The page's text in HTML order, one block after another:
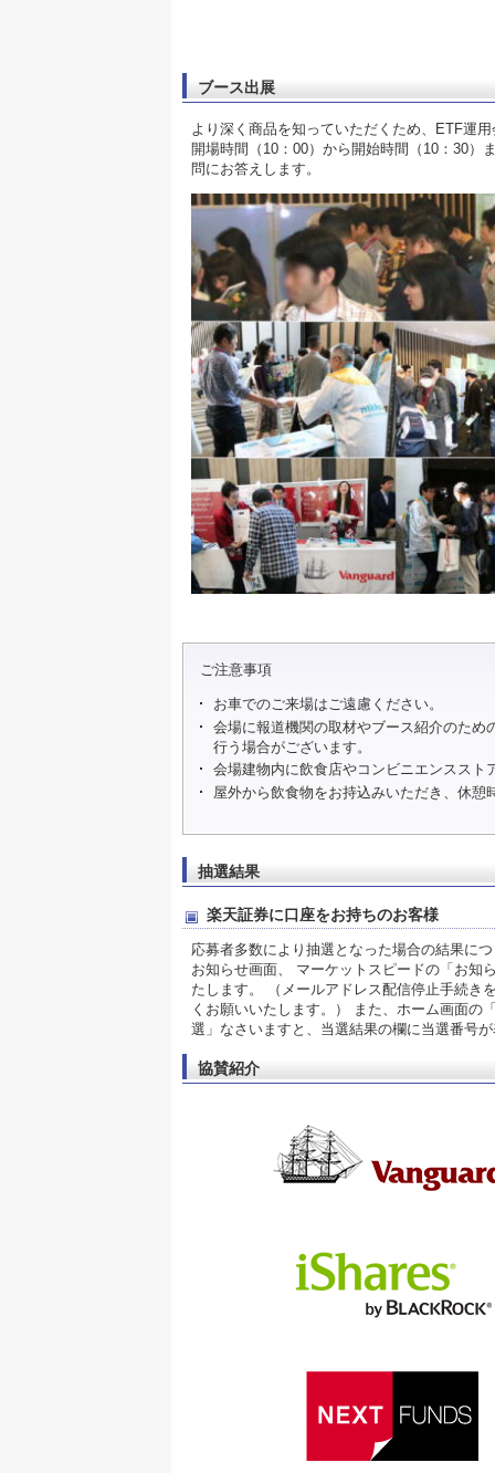
ブース出展
より深く商品を知っていただくため、ETF運
開場時間（10：00）から開始時間（10：30）
問にお答えします。
ご注意事項
お車でのご来場はご遠慮ください。
会場に報道機関の取材やブース紹介のた
行う場合がございます。
会場建物内に飲食店やコンビニエンススト
屋外から飲食物をお持込みいただき、休
抽選結果
楽天証券に口座をお持ちのお客様
応募者多数により抽選となった場合の結果に
お知らせ画面、 マーケットスピードの「お知
たします。 （メールアドレス配信停止手続き
くお願いいたします。） また、ホーム画面
選」なさいますと、当選結果の欄に当選番号
協賛紹介